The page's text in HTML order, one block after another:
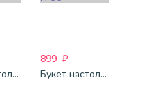
Букет настольный №3
899 ₽
Букет настольный №36